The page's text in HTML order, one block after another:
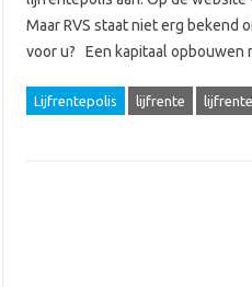
Maar RVS staat niet erg bekend
voor u? Een kapitaal opbouwen
Lijfrentepolis lijfrente